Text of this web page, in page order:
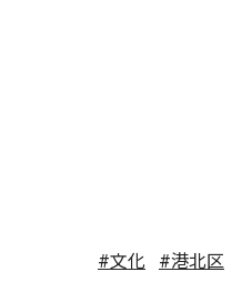
#文化 #港北区